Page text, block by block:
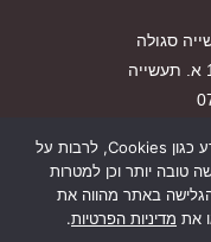
סגולה
באתר זה נעשה שימוש בטכנולוגיות איסוף מידע כגון Cookies, לרבות על
טובה יותר וכן למטרות
הגלישה באתר מהווה את
את מדיניות הפרטיות.